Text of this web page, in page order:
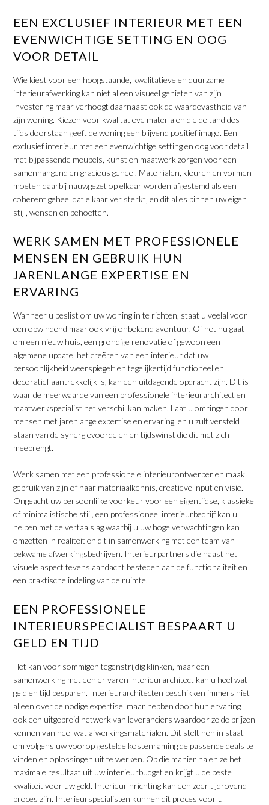
EEN EXCLUSIEF INTERIEUR MET EEN
EVENWICHTIGE SETTING EN OOG
VOOR DETAIL
Wie kiest voor een hoogstaande, kwalitatieve en duurzame
interieurafwerking kan niet alleen visueel genieten van zijn
investering maar verhoogt daarnaast ook de waardevastheid van
zijn woning. Kiezen voor kwalitatieve materialen die de tand des
tijds doorstaan geeft de woning een blijvend positief imago. Een
exclusief interieur met een evenwichtige setting en oog voor detail
met bijpassende meubels, kunst en maatwerk zorgen voor een
samenhangend en gracieus geheel. Mate rialen, kleuren en vormen
moeten daarbij nauwgezet op elkaar worden afgestemd als een
coherent geheel dat elkaar ver sterkt, en dit alles binnen uw eigen
stijl, wensen en behoeften.
WERK SAMEN MET PROFESSIONELE
MENSEN EN GEBRUIK HUN
JARENLANGE EXPERTISE EN
ERVARING
Wanneer u beslist om uw woning in te richten, staat u veelal voor
een opwindend maar ook vrij onbekend avontuur. Of het nu gaat
om een nieuw huis, een grondige renovatie of gewoon een
algemene update, het creëren van een interieur dat uw
persoonlijkheid weerspiegelt en tegelijkertijd functioneel en
decoratief aantrekkelijk is, kan een uitdagende opdracht zijn. Dit is
waar de meerwaarde van een professionele interieurarchitect en
maatwerkspecialist het verschil kan maken. Laat u omringen door
mensen met jarenlange expertise en ervaring, en u zult versteld
staan van de synergievoordelen en tijdswinst die dit met zich
meebrengt.
Werk samen met een professionele interieurontwerper en maak
gebruik van zijn of haar materiaalkennis, creatieve input en visie.
Ongeacht uw persoonlijke voorkeur voor een eigentijdse, klassieke
of minimalistische stijl, een professioneel interieurbedrijf kan u
helpen met de vertaalslag waarbij u uw hoge verwachtingen kan
omzetten in realiteit en dit in samenwerking met een team van
bekwame afwerkingsbedrijven. Interieurpartners die naast het
visuele aspect tevens aandacht besteden aan de functionaliteit en
een praktische indeling van de ruimte.
EEN PROFESSIONELE
INTERIEURSPECIALIST BESPAART U
GELD EN TIJD
Het kan voor sommigen tegenstrijdig klinken, maar een
samenwerking met een er varen interieurarchitect kan u heel wat
geld en tijd besparen. Interieurarchitecten beschikken immers niet
alleen over de nodige expertise, maar hebben door hun ervaring
ook een uitgebreid netwerk van leveranciers waardoor ze de prijzen
kennen van heel wat afwerkingsmaterialen. Dit stelt hen in staat
om volgens uw voorop gestelde kostenraming de passende deals te
vinden en oplossingen uit te werken. Op die manier halen ze het
maximale resultaat uit uw interieurbudget en krijgt u de beste
kwaliteit voor uw geld. Interieurinrichting kan een zeer tijdrovend
proces zijn. Interieurspecialisten kunnen dit proces voor u